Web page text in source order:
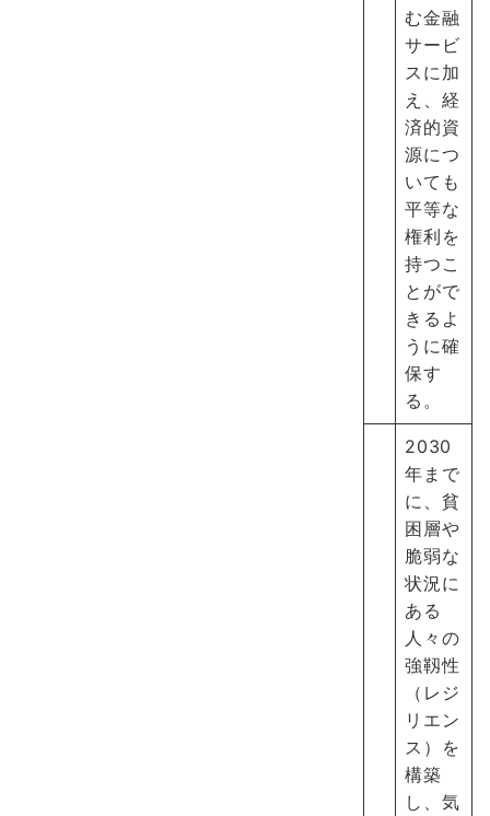
む金融
サービ
スに加
え、経
済的資
源につ
いても
平等な
権利を
持つこ
とがで
きるよ
うに確
保す
る。
2030
年まで
に、貧
困層や
脆弱な
状況に
ある
人々の
強靱性
（レジ
リエン
ス）を
構築
し、気